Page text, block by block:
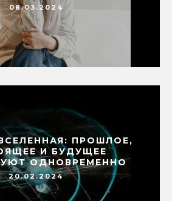
08.03.2024
ПРОШЛОЕ,
И БУДУЩЕЕ
ОДНОВРЕМЕННО
20.02.2024